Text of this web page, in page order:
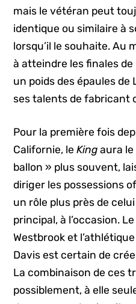
mais le vétéran peut
identique ou similaire à
lorsqu’il le souhaite. Au
à atteindre les finales de
un poids des épaules de
ses talents de fabricant
Pour la première fois
Californie, leKing aura
ballon » plus souvent,
diriger les possessions
un rôle plus près de
principal, à l’occasion.
Westbrook et
Davis est certain de
La combinaison de ces
possiblement, à elle